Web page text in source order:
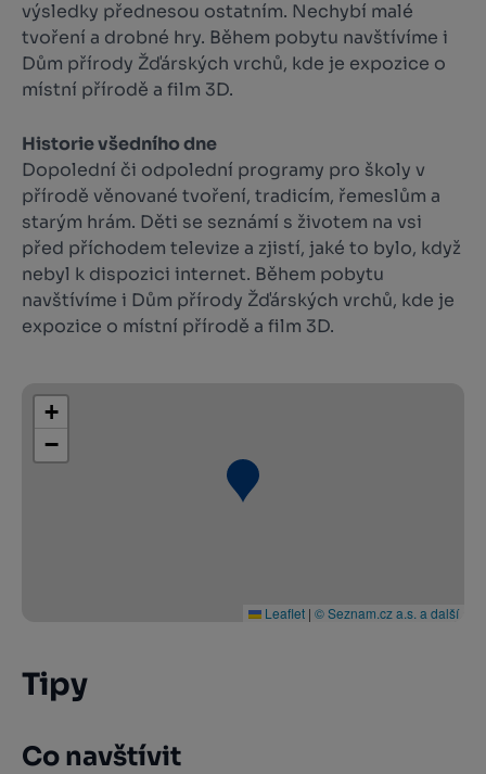
výsledky přednesou ostatním. Nechybí malé
tvoření a drobné hry. Během pobytu navštívíme i
Dům přírody Žďárských vrchů, kde je expozice o
místní přírodě a film 3D.
Historie všedního dne
Dopolední či odpolední programy pro školy v
přírodě věnované tvoření, tradicím, řemeslům a
starým hrám. Děti se seznámí s životem na vsi
před příchodem televize a zjistí, jaké to bylo, když
nebyl k dispozici internet. Během pobytu
navštívíme i Dům přírody Žďárských vrchů, kde je
expozice o místní přírodě a film 3D.
+
−
Leaflet | © Seznam.cz a.s. a další
Tipy
Co navštívit